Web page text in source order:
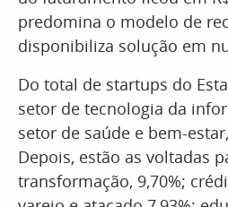
predomina o modelo de
disponibiliza solução em
Do total de startups do
setor de tecnologia da
setor de saúde e bem-
Depois, estão as voltadas
transformação, 9,70%;